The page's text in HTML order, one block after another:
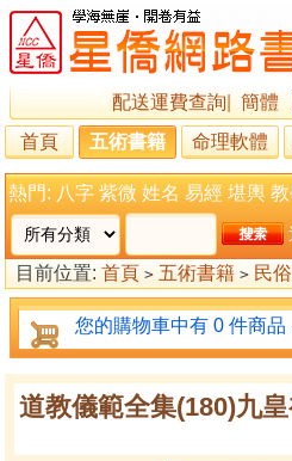
配送運費查詢
簡體
首頁
五術書籍 命理軟體
熱門: 八字 紫微 姓名 易經 堪輿
目前位置: 首頁 > 五術書籍 > 民
九皇初六早朝奏科範
您的購物車中有 0 件商品
道教儀範全集(180)九